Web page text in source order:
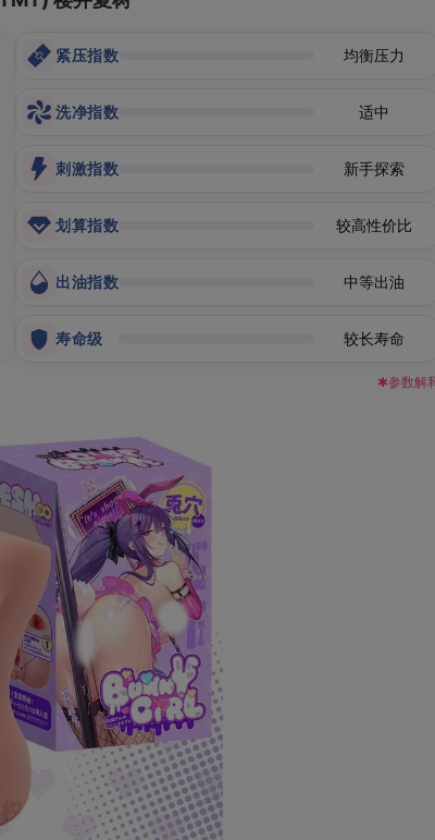
紧压指数 均衡压力
洗净指数 适中
刺激指数 新手探索
划算指数 较高性价比
出油指数 中等出油
寿命级 较长寿命
✱参数解